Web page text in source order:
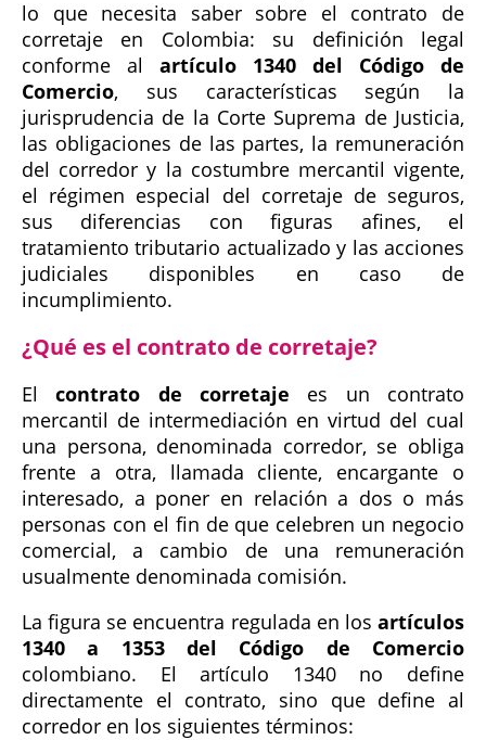
lo que necesita saber sobre el contrato de
corretaje en Colombia: su definición legal
conforme al artículo 1340 del Código de
Comercio, sus características según la
jurisprudencia de la Corte Suprema de Justicia,
las obligaciones de las partes, la remuneración
del corredor y la costumbre mercantil vigente,
el régimen especial del corretaje de seguros,
sus diferencias con figuras afines, el
tratamiento tributario actualizado y las acciones
judiciales disponibles en caso de
incumplimiento.
¿Qué es el contrato de corretaje?
Elcontrato de corretaje es un contrato
mercantil de intermediación en virtud del cual
una persona, denominada corredor, se obliga
frente a otra, llamada cliente, encargante o
interesado, a poner en relación a dos o más
personas con el fin de que celebren un negocio
comercial, a cambio de una remuneración
usualmente denominada comisión.
La figura se encuentra regulada en los artículos
1340 a 1353 del Código de Comercio
colombiano. El artículo 1340 no define
directamente el contrato, sino que define al
corredor en los siguientes términos: